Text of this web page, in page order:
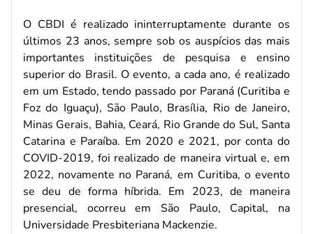
O CBDI é realizado ininterruptamente durante os
últimos 23 anos, sempre sob os auspícios das mais
importantes instituições de pesquisa e ensino
superior do Brasil. O evento, a cada ano, é realizado
em um Estado, tendo passado por Paraná (Curitiba e
Foz do Iguaçu), São Paulo, Brasília, Rio de Janeiro,
Minas Gerais, Bahia, Ceará, Rio Grande do Sul, Santa
Catarina e Paraíba. Em 2020 e 2021, por conta do
COVID-2019, foi realizado de maneira virtual e, em
2022, novamente no Paraná, em Curitiba, o evento
se deu de forma híbrida. Em 2023, de maneira
presencial, ocorreu em São Paulo, Capital, na
Universidade Presbiteriana Mackenzie.